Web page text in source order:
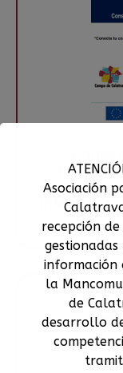
apoyo
Asociación
recepción
gestionadas
información
la
de
desarrollo